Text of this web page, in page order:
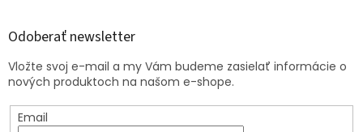
Odoberať newsletter
Vložte svoj e-mail a my Vám budeme zasielať informácie o
nových produktoch na našom e-shope.
Email